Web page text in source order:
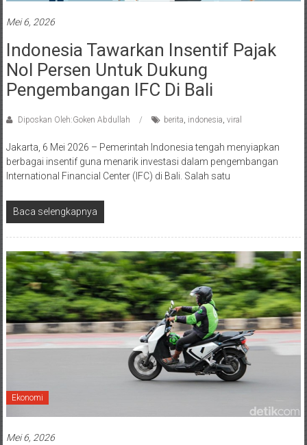
Mei 6, 2026
Indonesia Tawarkan Insentif Pajak
Nol Persen Untuk Dukung
Pengembangan IFC Di Bali
Diposkan Oleh:Goken Abdullah berita, indonesia, viral
Jakarta, 6 Mei 2026 – Pemerintah Indonesia tengah menyiapkan
berbagai insentif guna menarik investasi dalam pengembangan
International Financial Center (IFC) di Bali. Salah satu
Baca selengkapnya
Ekonomi
Mei 6, 2026